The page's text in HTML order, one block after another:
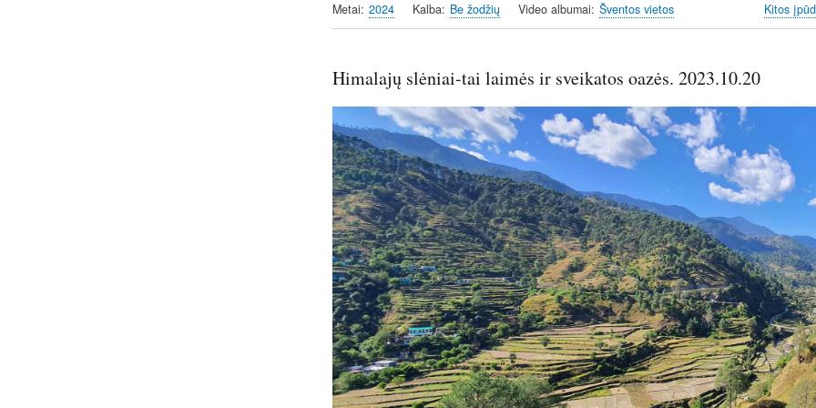
Metai 2024 Kalba Be žodžių Video albumai Šventos vietos
Kitos
Himalajų slėniai-tai laimės ir sveikatos oazės. 2023.10.20